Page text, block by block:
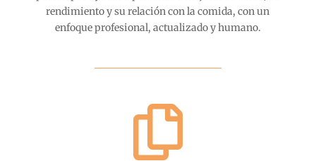
rendimiento y su relación con la comida, con un
enfoque profesional, actualizado y humano.
